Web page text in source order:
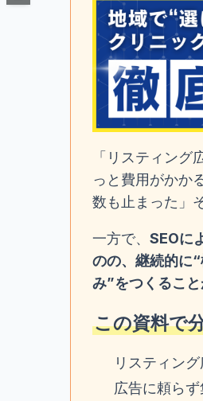
「リスティング
っと費用がかか
数も止まった」
一方で、 SEOに
のの、継続的に
み”をつくること
この資料で
リスティン
広告に頼ら